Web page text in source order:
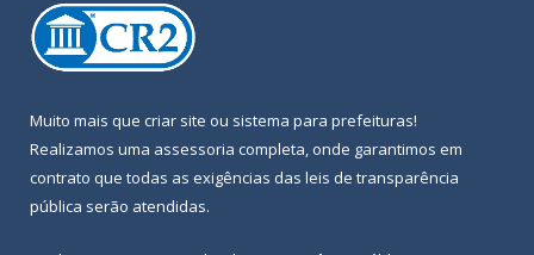
Muito mais que criar site ou sistema para prefeituras!
Realizamos uma assessoria completa, onde garantimos em
contrato que todas as exigências das leis de transparência
pública serão atendidas.